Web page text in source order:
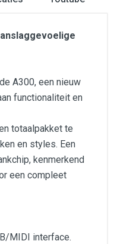
A300, een nieuw
functionaliteit en
totaalpakket te
en styles. Een
kenmerkend
een compleet
MIDI interface.